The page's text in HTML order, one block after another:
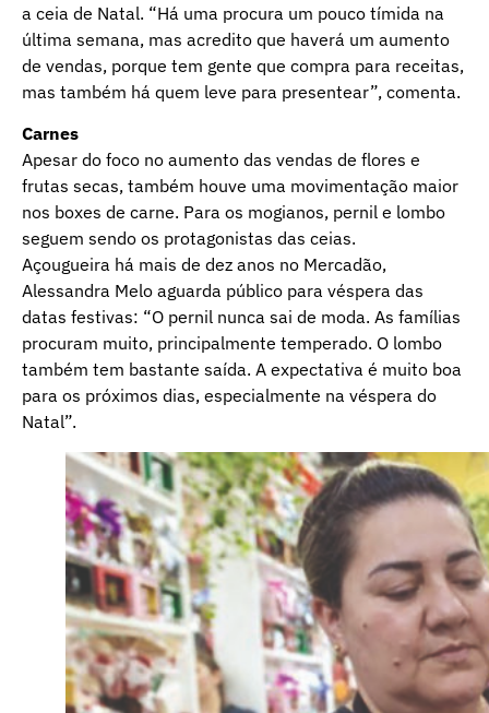
a ceia de Natal. “Há uma procura um pouco tímida na
última semana, mas acredito que haverá um aumento
de vendas, porque tem gente que compra para receitas,
mas também há quem leve para presentear”, comenta.
Carnes
Apesar do foco no aumento das vendas de flores e
frutas secas, também houve uma movimentação maior
nos boxes de carne. Para os mogianos, pernil e lombo
seguem sendo os protagonistas das ceias.
Açougueira há mais de dez anos no Mercadão,
Alessandra Melo aguarda público para véspera das
datas festivas: “O pernil nunca sai de moda. As famílias
procuram muito, principalmente temperado. O lombo
também tem bastante saída. A expectativa é muito boa
para os próximos dias, especialmente na véspera do
Natal”.